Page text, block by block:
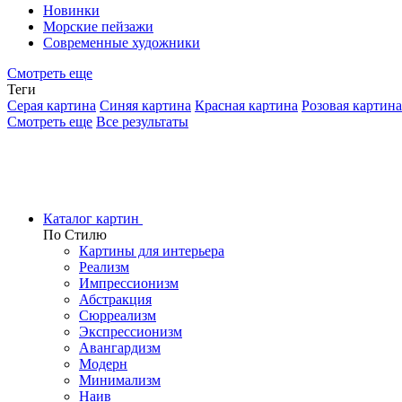
Новинки
Морские пейзажи
Современные художники
Смотреть еще
Теги
Серая картина Синяя картина Красная картина Розовая картина
Смотреть еще Все результаты
Каталог картин
По Стилю
Картины для интерьера
Реализм
Импрессионизм
Абстракция
Сюрреализм
Экспрессионизм
Авангардизм
Модерн
Минимализм
Наив